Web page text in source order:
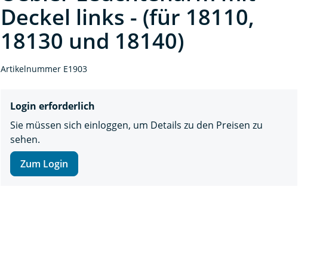
Deckel links - (für 18110,
18130 und 18140)
Artikelnummer E1903
Login erforderlich
Sie müssen sich einloggen, um Details zu den Preisen zu
sehen.
Zum Login